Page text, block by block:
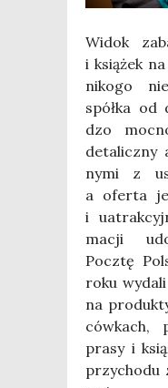
Widok
i ksią­żek
niko­go
spół­ka od
dzo
deta­licz­ny
ny­mi z
a ofer­ta
i
ma­cji
Pocz­tę
roku
na
ców­kach,
pra­sy i
przy­cho­du